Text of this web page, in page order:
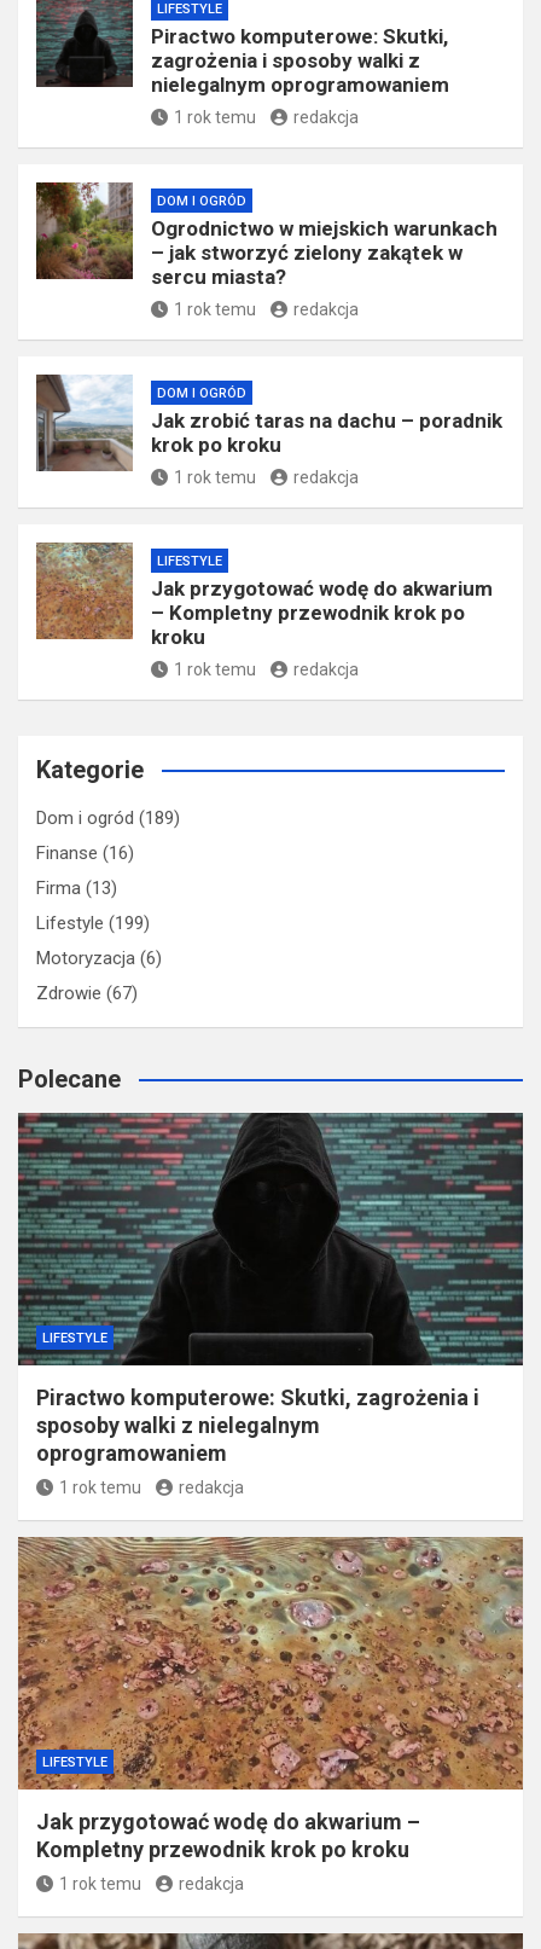
LIFESTYLE
Piractwo komputerowe: Skutki,
zagrożenia i sposoby walki z
nielegalnym oprogramowaniem
1 rok temu redakcja
DOM I OGRÓD
Ogrodnictwo w miejskich warunkach
– jak stworzyć zielony zakątek w
sercu miasta?
1 rok temu redakcja
DOM I OGRÓD
Jak zrobić taras na dachu – poradnik
krok po kroku
1 rok temu redakcja
LIFESTYLE
Jak przygotować wodę do akwarium
– Kompletny przewodnik krok po
kroku
1 rok temu redakcja
Kategorie
Dom i ogród (189)
Finanse (16)
Firma (13)
Lifestyle (199)
Motoryzacja (6)
Zdrowie (67)
Polecane
LIFESTYLE
Piractwo komputerowe: Skutki, zagrożenia i
sposoby walki z nielegalnym
oprogramowaniem
1 rok temu redakcja
LIFESTYLE
Jak przygotować wodę do akwarium –
Kompletny przewodnik krok po kroku
1 rok temu redakcja